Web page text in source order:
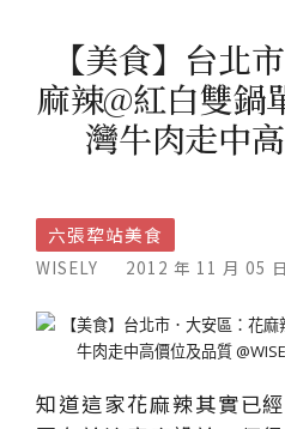
【美食】台北
麻辣@紅白雙鍋
灣牛肉走中
六張犂站美食
WISELY 2012 年 11 月 05 日
知道這家花麻辣其實已